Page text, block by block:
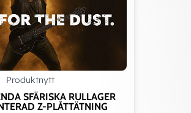
Produktnytt
SFÄRISKA RULLAGER
Z-PLÅTTÄTNING